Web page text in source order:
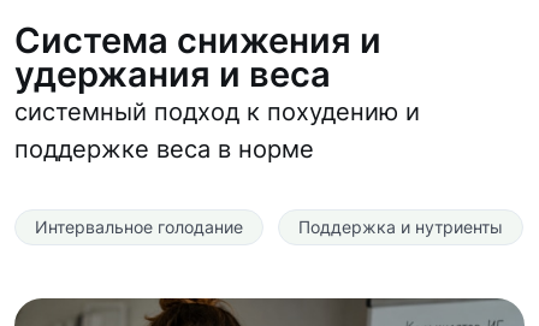
Система снижения и
удержания и веса
системный подход к похудению и
поддержке веса в норме
Интервальное голодание Поддержка и нутриенты